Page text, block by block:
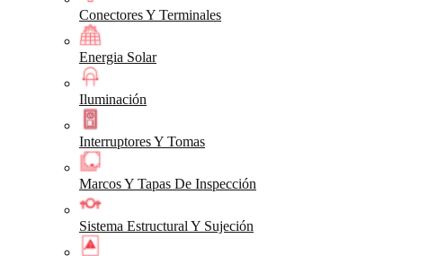
Conectores Y Terminales
Energia Solar
Iluminación
Interruptores Y Tomas
Marcos Y Tapas De Inspección
Sistema Estructural Y Sujeción